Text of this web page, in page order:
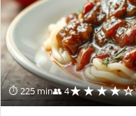
⏱ 225 min👥 4★★★★☆